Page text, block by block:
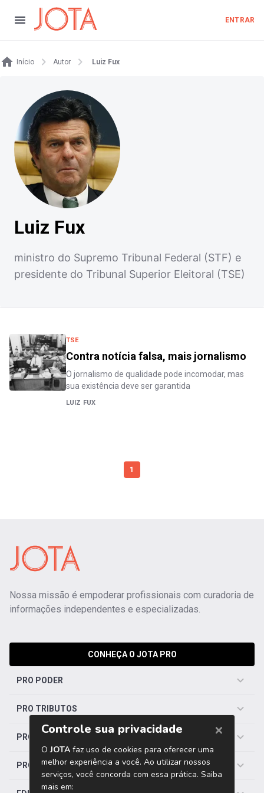
ENTRAR
Início Autor Luiz Fux
Luiz Fux
ministro do Supremo Tribunal Federal (STF) e
presidente do Tribunal Superior Eleitoral (TSE)
TSE
Contra notícia falsa, mais jornalismo
O jornalismo de qualidade pode incomodar, mas
sua existência deve ser garantida
LUIZ FUX
1
Nossa missão é empoderar profissionais com curadoria de
informações independentes e especializadas.
CONHEÇA O JOTA PRO
PRO PODER
PRO TRIBUTOS
PRO TRABALHISTA
PRO SAÚDE